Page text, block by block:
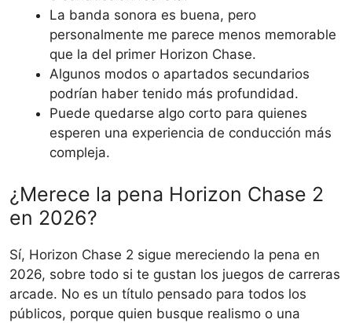
La banda sonora es buena, pero
personalmente me parece menos memorable
que la del primer Horizon Chase.
Algunos modos o apartados secundarios
podrían haber tenido más profundidad.
Puede quedarse algo corto para quienes
esperen una experiencia de conducción más
compleja.
¿Merece la pena Horizon Chase 2
en 2026?
Sí, Horizon Chase 2 sigue mereciendo la pena en
2026, sobre todo si te gustan los juegos de carreras
arcade. No es un título pensado para todos los
públicos, porque quien busque realismo o una